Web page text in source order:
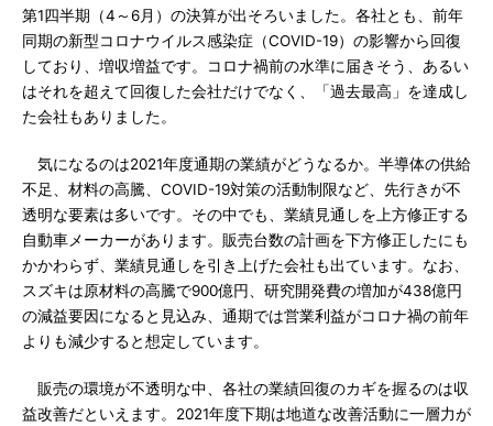
第1四半期（4～6月）の決算が出そろいました。各社とも、前年
同期の新型コロナウイルス感染症（COVID-19）の影響から回復
しており、増収増益です。コロナ禍前の水準に届きそう、あるい
はそれを超えて回復した会社だけでなく、「過去最高」を達成し
た会社もありました。
気になるのは2021年度通期の業績がどうなるか。半導体の供給
不足、材料の高騰、COVID-19対策の活動制限など、先行きが不
透明な要素は多いです。その中でも、業績見通しを上方修正する
自動車メーカーがあります。販売台数の計画を下方修正したにも
かかわらず、業績見通しを引き上げた会社も出ています。なお、
スズキは原材料の高騰で900億円、研究開発費の増加が438億円
の減益要因になると見込み、通期では営業利益がコロナ禍の前年
よりも減少すると想定しています。
販売の環境が不透明な中、各社の業績回復のカギを握るのは収
益改善だといえます。2021年度下期は地道な改善活動に一層力が